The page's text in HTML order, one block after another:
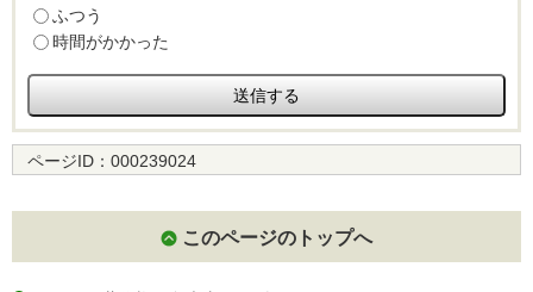
ふつう
時間がかかった
ページID： 000239024
このページのトップへ